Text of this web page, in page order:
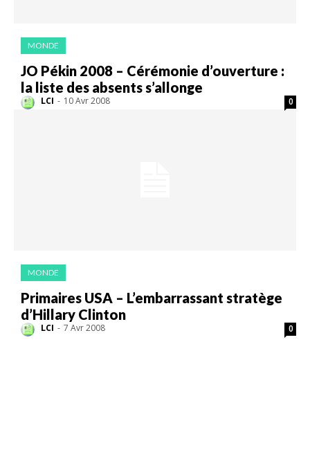
MONDE
JO Pékin 2008 – Cérémonie d’ouverture :
la liste des absents s’allonge
LCI - 10 Avr 2008 0
MONDE
Primaires USA – L’embarrassant stratège
d’Hillary Clinton
LCI - 7 Avr 2008 0